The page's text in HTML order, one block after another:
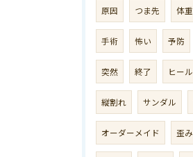
原因 つま先 体重
手術 怖い 予防
突然 終了 ヒール
縦割れ サンダル
オーダーメイド 歪み